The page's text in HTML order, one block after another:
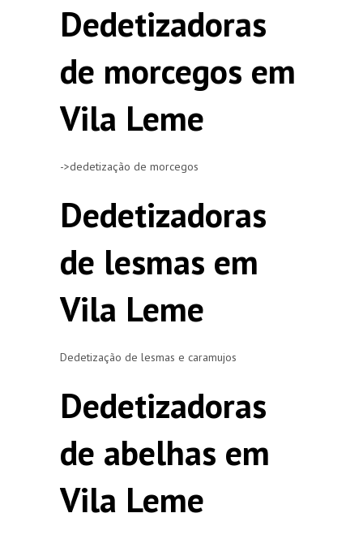
Dedetizadoras
de morcegos em
Vila Leme
->dedetização de morcegos
Dedetizadoras
de lesmas em
Vila Leme
Dedetização de lesmas e caramujos
Dedetizadoras
de abelhas em
Vila Leme